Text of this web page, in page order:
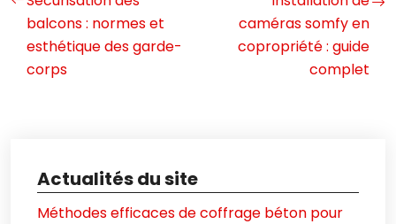
balcons : normes et
esthétique des garde-
corps
caméras somfy en
copropriété : guide
complet
Actualités du site
Méthodes efficaces de coffrage béton pour